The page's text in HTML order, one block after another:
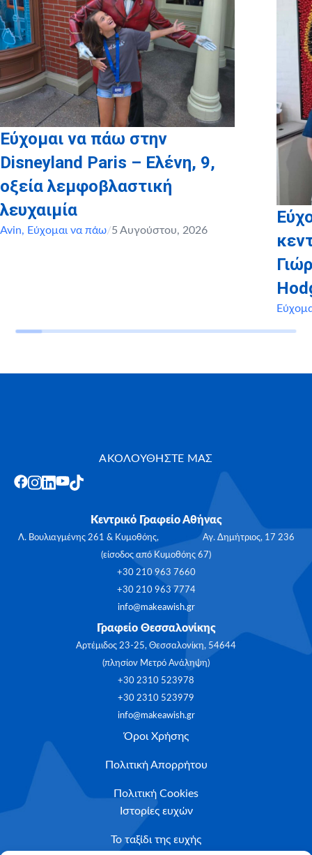
Εύχομαι να πάω στην
Disneyland Paris – Ελένη, 9,
οξεία λεμφοβλαστική
λευχαιμία
Avin, Εύχομαι να πάω/5 Αυγούστου, 2026
ΑΚΟΛΟΥΘΗΣΤΕ ΜΑΣ
Κεντρικό Γραφείο Αθήνας
Λ. Βουλιαγμένης 261 & Κυμοθόης, Αγ. Δημήτριος, 17 236
(είσοδος από Κυμοθόης 67)
+30 210 963 7660
+30 210 963 7774
info@makeawish.gr
Γραφείο Θεσσαλονίκης
Αρτέμιδος 23-25, Θεσσαλονίκη, 54644
(πλησίον Μετρό Ανάληψη)
+30 2310 523978
+30 2310 523979
info@makeawish.gr
Όροι Χρήσης
Πολιτική Απορρήτου
Πολιτική Cookies
Ιστορίες ευχών
Το ταξίδι της ευχής